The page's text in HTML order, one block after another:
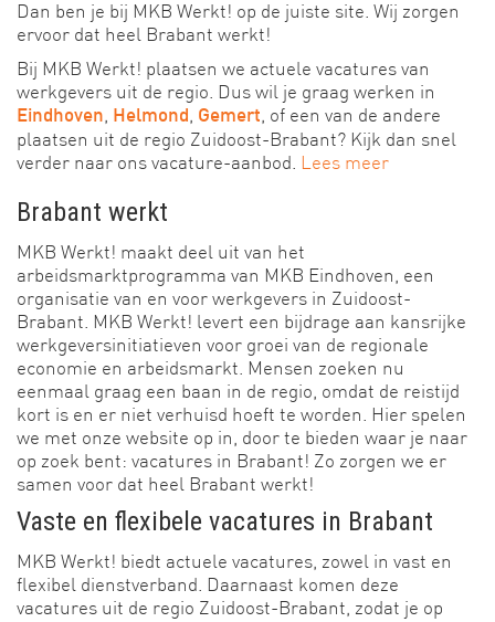
Dan ben je bij MKB Werkt! op de juiste site. Wij zorgen
ervoor dat heel Brabant werkt!
Bij MKB Werkt! plaatsen we actuele vacatures van
werkgevers uit de regio. Dus wil je graag werken in
Eindhoven, Helmond, Gemert, of een van de andere
plaatsen uit de regio Zuidoost-Brabant? Kijk dan snel
verder naar ons vacature-aanbod. Lees meer
Brabant werkt
MKB Werkt! maakt deel uit van het
arbeidsmarktprogramma van MKB Eindhoven, een
organisatie van en voor werkgevers in Zuidoost-
Brabant. MKB Werkt! levert een bijdrage aan kansrijke
werkgeversinitiatieven voor groei van de regionale
economie en arbeidsmarkt. Mensen zoeken nu
eenmaal graag een baan in de regio, omdat de reistijd
kort is en er niet verhuisd hoeft te worden. Hier spelen
we met onze website op in, door te bieden waar je naar
op zoek bent: vacatures in Brabant! Zo zorgen we er
samen voor dat heel Brabant werkt!
Vaste en flexibele vacatures in Brabant
MKB Werkt! biedt actuele vacatures, zowel in vast en
flexibel dienstverband. Daarnaast komen deze
vacatures uit de regio Zuidoost-Brabant, zodat je op